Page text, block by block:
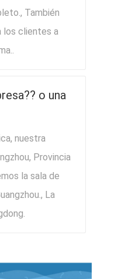
También
los clientes a
o una
nuestra
Provincia
la sala de
La